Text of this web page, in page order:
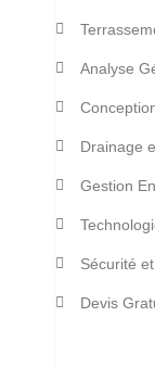
Analyse
Drainage
Gestion
Sécurité
Devis